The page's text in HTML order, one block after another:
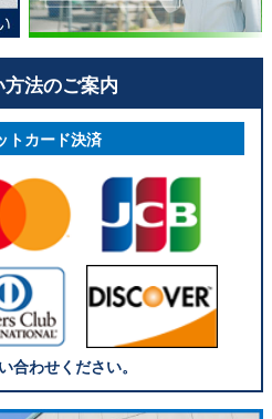
法のご案内
トカード決済
合わせください。